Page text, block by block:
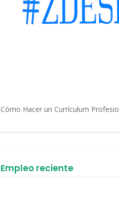
Cómo Hacer un Currículum
Empleo reciente